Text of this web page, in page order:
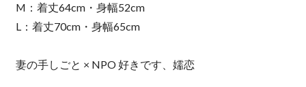
M：着丈64cm・身幅52cm
L：着丈70cm・身幅65cm
妻の手しごと × NPO 好きです、嬬恋